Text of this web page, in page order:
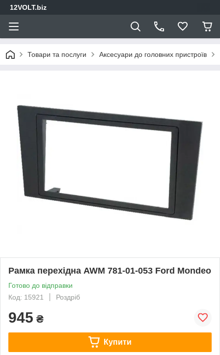
12VOLT.biz
Товари та послуги Аксесуари до головних пристроїв
Рамка перехідна AWM 781-01-053 Ford Mondeo
Готово до відправки
Код: 15921
Роздріб
945 ₴
Купити